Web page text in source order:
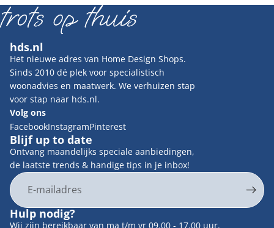
hds.nl
Het nieuwe adres van Home Design Shops.
Sinds 2010 dé plek voor specialistisch
woonadvies en maatwerk. We verhuizen stap
voor stap naar hds.nl.
Volg ons
FacebookInstagramPinterest
Blijf up to date
Ontvang maandelijks speciale aanbiedingen,
de laatste trends & handige tips in je inbox!
E-mail
Hulp nodig?
Wij zijn bereikbaar van ma t/m vr 09.00 - 17.00 uur.
Privacybeleid
Contactgegevens